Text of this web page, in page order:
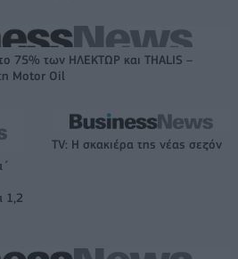
75% των ΗΛΕΚΤΩΡ και THALIS –
Motor Oil
1,2
TV: Η σκακιέρα της νέας σεζόν